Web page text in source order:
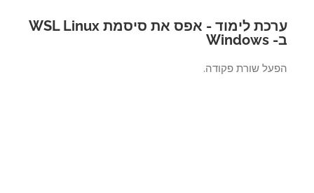
ערכת לימוד - אפס את סיסמת WSL Linux
שורת פקודה.